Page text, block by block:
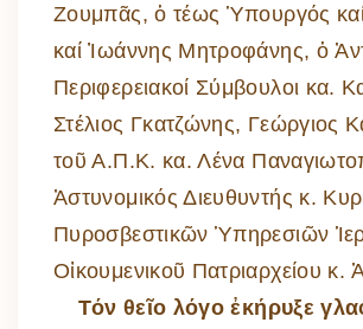
Ζουμπᾶς, ὁ τέως Ὑπουργός
καί Ἰωάννης Μητροφάνης, ὁ
Περιφερειακοί Σύμβουλοι κα.
Στέλιος Γκατζώνης, Γεώργιος
τοῦ Α.Π.Κ. κα. Λένα
Ἀστυνομικός Διευθυντής κ.
Πυροσβεστικῶν Ὑπηρεσιῶν
Οἰκουμενικοῦ Πατριαρχείου
Τόν θεῖο λόγο ἐκήρυξε